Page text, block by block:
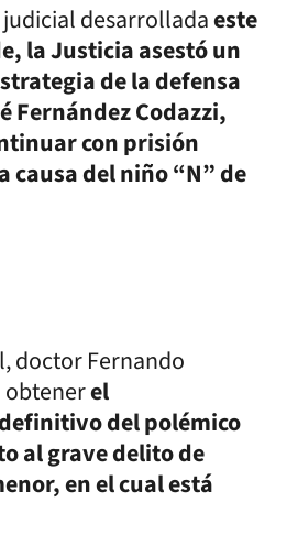
desarrolladaeste
la Justicia asestó un
de la defensa
Fernández Codazzi,
con prisión
del niño “N” de
doctor Fernando
obtenerel
del polémico
al grave delito de
en el cual está